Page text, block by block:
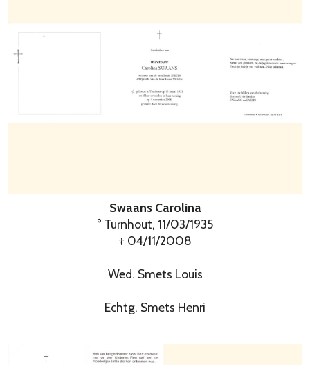
Swaans Carolina
° Turnhout, 11/03/1935
† 04/11/2008
Wed. Smets Louis
Echtg. Smets Henri